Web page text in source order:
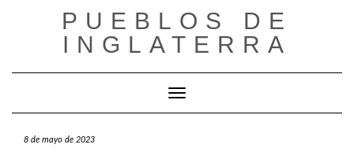
PUEBLOS DE
INGLATERRA
Cambiar modo de navegación
8 de mayo de 2023